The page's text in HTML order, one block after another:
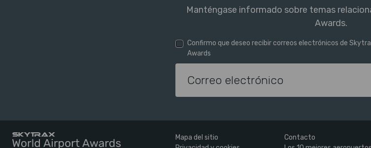
Manténgase informado sobre temas
Awards.
Confirmo que deseo recibir correos electrónicos de
Awards
Mapa del sitio
Contacto